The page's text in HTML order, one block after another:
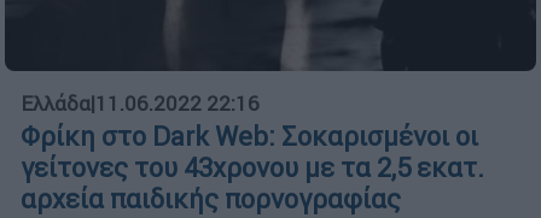
Ελλάδα|11.06.2022 22:16
Φρίκη στο Dark Web: Σοκαρισμένοι οι
γείτονες του 43χρονου με τα 2,5 εκατ.
αρχεία παιδικής πορνογραφίας